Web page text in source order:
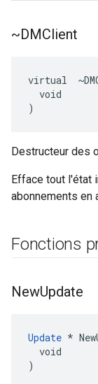
~DMClient
virtual
  void
)
Destructeur des
Efface tout l'état
abonnements en
Fonctions
NewUpdate
Update *
  void
)